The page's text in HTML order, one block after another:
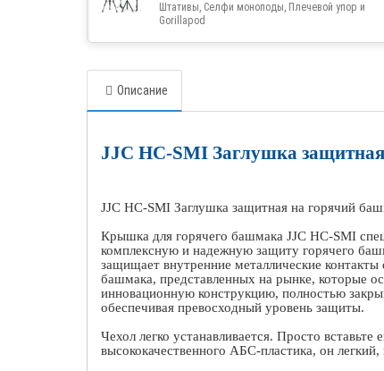
Штативы, Селфи моноподы, Плечевой упор и
Gorillapod
Описание
JJC HC-SMI Заглушка
JJC HC-SMI Заглушка защитная на горячий
Крышка для горячего башмака JJC HC-SMI
комплексную и надежную защиту горячего
защищает внутренние металлические
башмака, представленных на рынке, которые
инновационную конструкцию, полностью
обеспечивая превосходный уровень защиты.
Чехол легко устанавливается. Просто
высококачественного АБС-пластика, он